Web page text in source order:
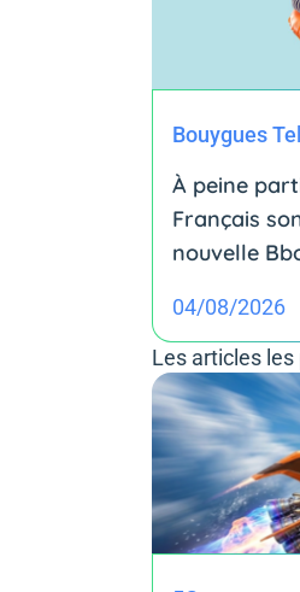
Bouygues
À peine
Français
nouvelle
04/08/2026
Les articles